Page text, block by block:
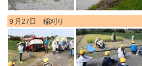
９月27日 稲刈り